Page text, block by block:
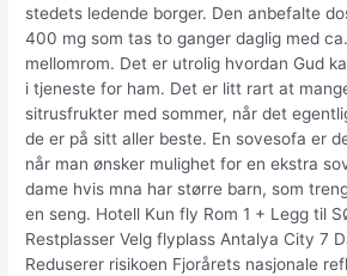
stedets ledende borger. Den anbefalte
400 mg som tas to ganger daglig med
mellomrom. Det er utrolig hvordan Gud
i tjeneste for ham. Det er litt rart at
sitrusfrukter med sommer, når det
de er på sitt aller beste. En sovesofa er
når man ønsker mulighet for en ekstra
dame hvis mna har større barn, som
en seng. Hotell Kun fly Rom 1 + Legg til
Restplasser Velg flyplass Antalya City 7
Reduserer risikoen Fjorårets nasjonale